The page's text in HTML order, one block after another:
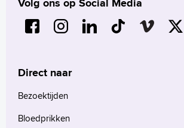
Direct naar
Bezoektijden
Bloedprikken